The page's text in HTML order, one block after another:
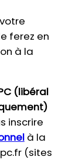
ferez en
à la
(libéral
inscrire
à la
(sites